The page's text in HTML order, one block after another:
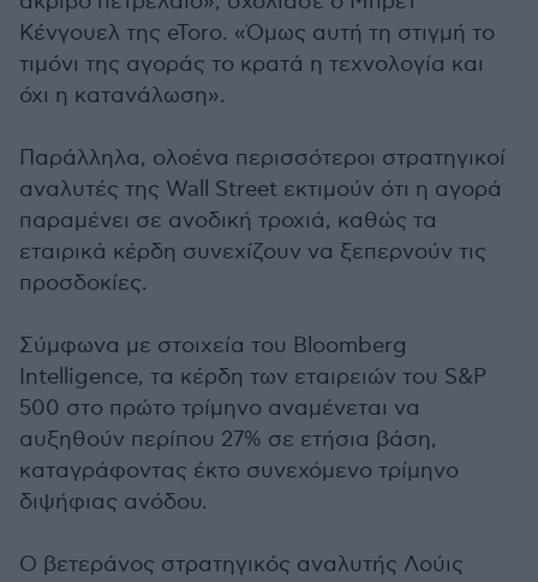
Κένγουελ της eToro. «Όμως αυτή τη στιγμή το
τιμόνι της αγοράς το κρατά η τεχνολογία και
όχι η κατανάλωση».
Παράλληλα, ολοένα περισσότεροι στρατηγικοί
αναλυτές της Wall Street εκτιμούν ότι η αγορά
παραμένει σε ανοδική τροχιά, καθώς τα
εταιρικά κέρδη συνεχίζουν να ξεπερνούν τις
προσδοκίες.
Σύμφωνα με στοιχεία του Bloomberg
Intelligence, τα κέρδη των εταιρειών του S&P
500 στο πρώτο τρίμηνο αναμένεται να
αυξηθούν περίπου 27% σε ετήσια βάση,
καταγράφοντας έκτο συνεχόμενο τρίμηνο
διψήφιας ανόδου.
Ο βετεράνος στρατηγικός αναλυτής Λούις